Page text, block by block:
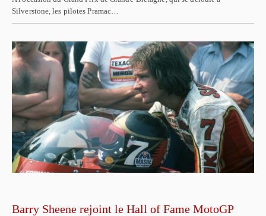
Silverstone, les pilotes Pramac…
Barry Sheene rejoint le Hall of Fame MotoGP